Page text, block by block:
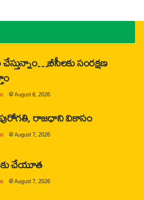
చేస్తున్నాం…బీసీలకు సంరక్షణ
@August 8, 2026
పురోగతి, రాజధాని వికాసం
@August 7, 2026
చేయూత
@August 7, 2026